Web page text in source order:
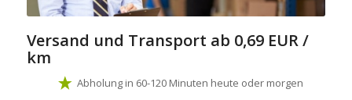
Versand und Transport ab 0,69 EUR /
km
Abholung in 60-120 Minuten heute oder morgen